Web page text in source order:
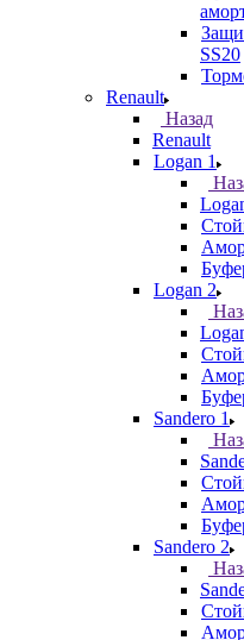
SS20
Renault
Назад
Renault
Logan 1
Logan 2
Sandero 1
Sandero 2